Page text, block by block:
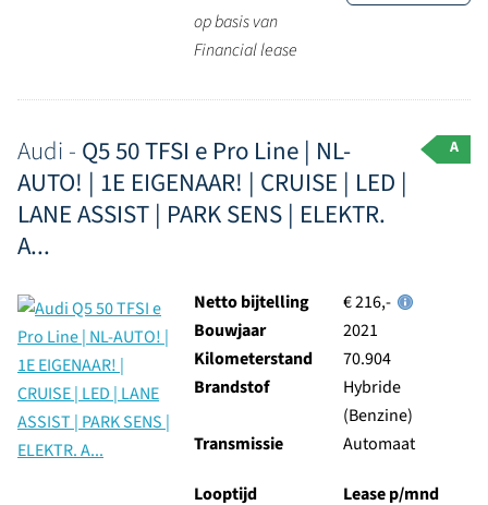
op basis van
Financial lease
Audi - Q5 50 TFSI e Pro Line | NL-
AUTO! | 1E EIGENAAR! | CRUISE | LED |
LANE ASSIST | PARK SENS | ELEKTR.
A...
A
Netto bijtelling
€ 216,-
Bouwjaar
2021
Kilometerstand
70.904
Brandstof
Hybride
(Benzine)
Transmissie
Automaat
Looptijd Lease p/mnd